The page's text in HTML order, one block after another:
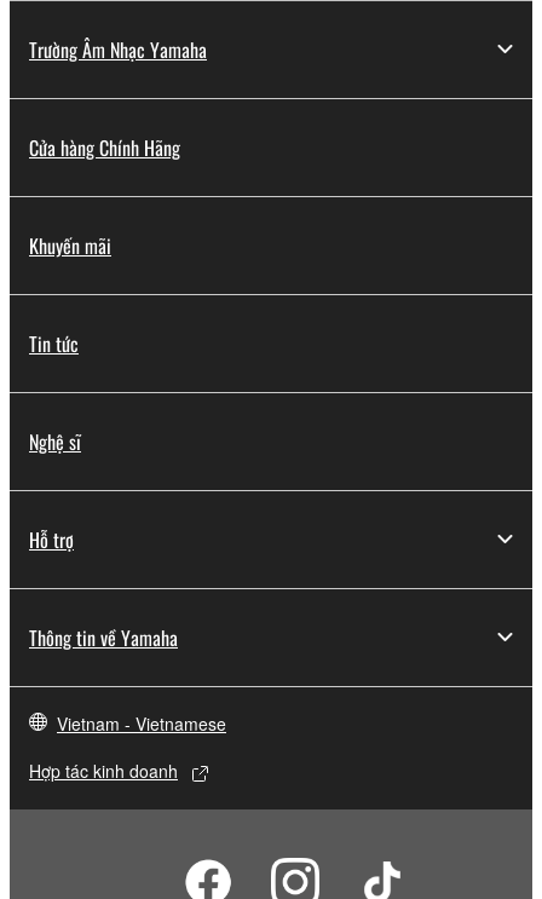
Trường Âm Nhạc Yamaha
Cửa hàng Chính Hãng
Khuyến mãi
Tin tức
Nghệ sĩ
Hỗ trợ
Thông tin về Yamaha
Vietnam - Vietnamese
Hợp tác kinh doanh